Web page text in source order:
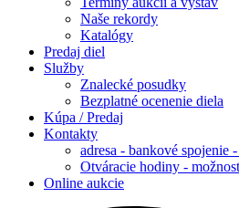
Naše rekordy
Katalógy
Predaj diel
Služby
Znalecké posudky
Bezplatné ocenenie diela
Kúpa / Predaj
Kontakty
adresa - bankové
Otváracie hodiny -
Online aukcie